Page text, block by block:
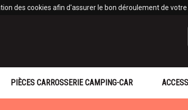
des cookies afin d'assurer le bon déroulement de
PIÈCES CARROSSERIE CAMPING-CAR